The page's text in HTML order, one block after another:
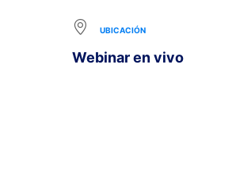
UBICACIÓN
Webinar en vivo